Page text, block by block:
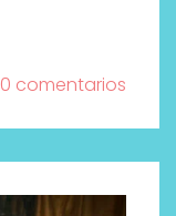
0 comentarios